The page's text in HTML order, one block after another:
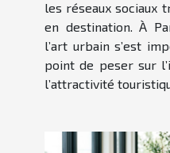
les réseaux sociaux
en destination. À
l’art urbain s’est
point de peser sur
l’attractivité